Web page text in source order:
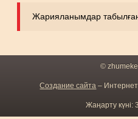
Жарияланымдар
©
Создание сайта –
Жаңарту күні: